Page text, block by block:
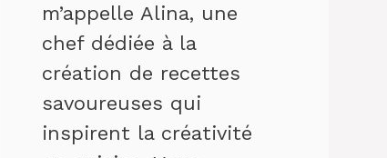
m’appelle Alina, une
chef dédiée à la
création de recettes
savoureuses qui
inspirent la créativité